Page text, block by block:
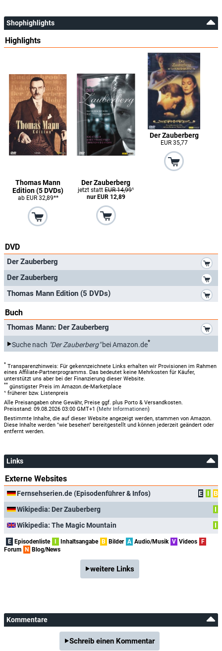
Shophighlights
Highlights
Thomas Mann
Edition (5 DVDs)
ab EUR 32,89**
Der Zauberberg
jetzt stattEUR 14,99¹
nur EUR 12,89
Der Zauberberg
EUR 35,77
DVD
Der Zauberberg
Der Zauberberg
Thomas Mann Edition (5 DVDs)
Buch
Thomas Mann: Der Zauberberg
Suche nach "Der Zauberberg"bei Amazon.de*
* Transparenzhinweis: Für gekennzeichnete Links erhalten wir Provisionen im Rahmen
eines Affiliate-Partnerprogramms. Das bedeutet keine Mehrkosten für Käufer,
unterstützt uns aber bei der Finanzierung dieser Website.
** günstigster Preis im Amazon.de-Marketplace
¹ früherer bzw. Listenpreis
Alle Preisangaben ohne Gewähr, Preise ggf. plus Porto & Versandkosten.
Preisstand: 09.08.2026 03:00 GMT+1 (Mehr Informationen)
Bestimmte Inhalte, die auf dieser Website angezeigt werden, stammen von Amazon.
Diese Inhalte werden "wie besehen" bereitgestellt und können jederzeit geändert oder
entfernt werden.
Links
Externe Websites
Fernsehserien.de (Episodenführer & Infos) E I
B
Wikipedia: Der Zauberberg
I
Wikipedia: The Magic Mountain
I
E Episodenliste Inhaltsangabe B Bilder A Audio/Musik V Videos
F
Forum
N Blog/News
weitere Links
Kommentare
Schreib einen Kommentar